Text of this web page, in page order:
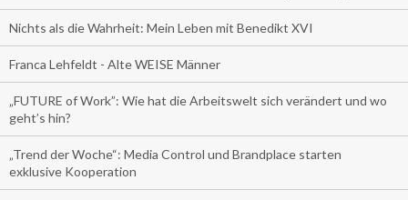
Nichts als die Wahrheit: Mein Leben mit Benedikt XVI
Franca Lehfeldt - Alte WEISE Männer
„FUTURE of Work”: Wie hat die Arbeitswelt sich verändert und wo
geht’s hin?
„Trend der Woche“: Media Control und Brandplace starten
exklusive Kooperation